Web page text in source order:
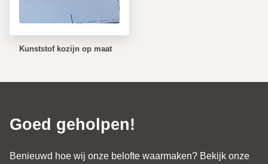
Kunststof kozijn op maat
Goed geholpen!
Benieuwd hoe wij onze belofte waarmaken? Bekijk onze